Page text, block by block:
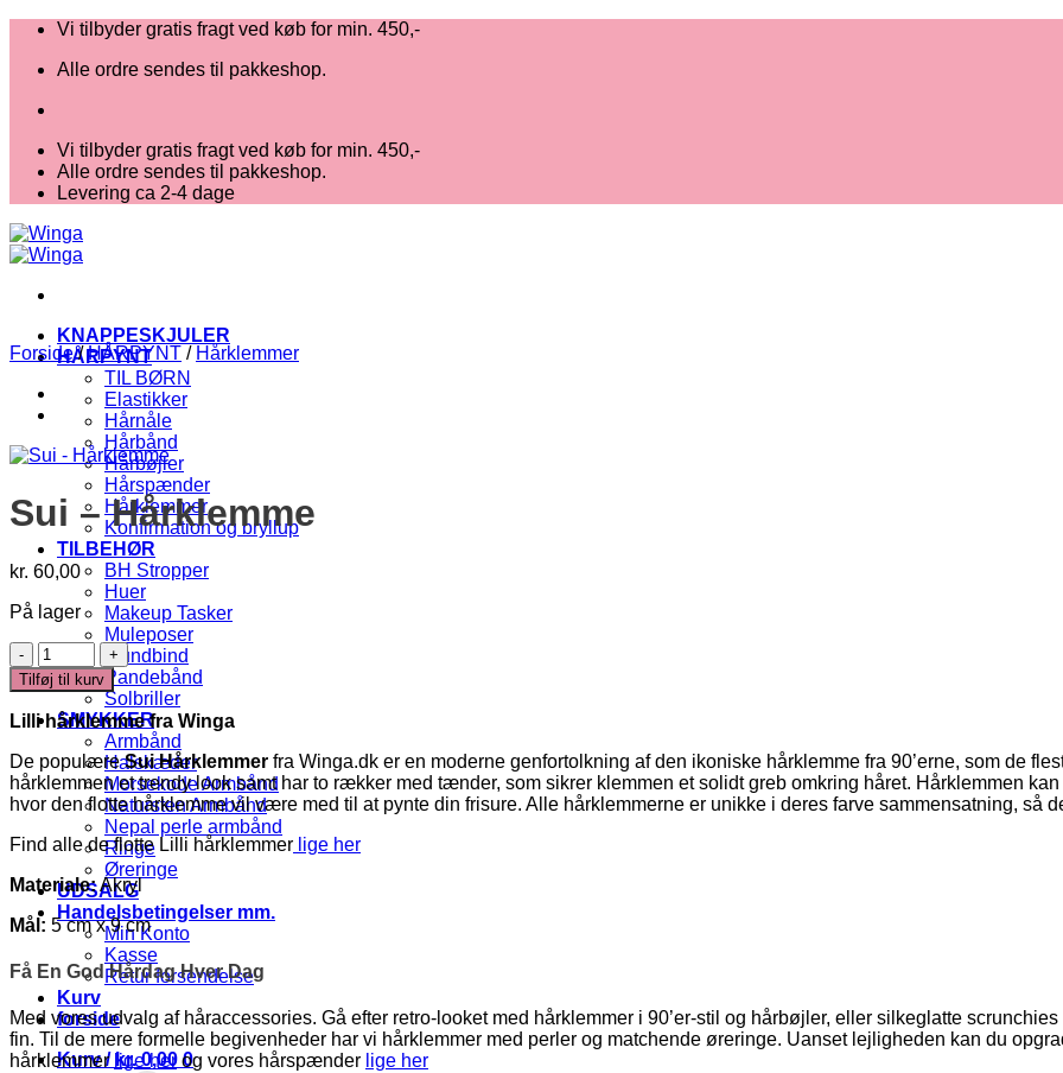
Fortsæt
indhold
Vi tilbyder gratis fragt ved køb for min. 450,-
Alle ordre sendes til pakkeshop.
Vi tilbyder gratis fragt ved køb for min. 450,-
Alle ordre sendes til pakkeshop.
Levering ca 2-4 dage
KNAPPESKJULER
HÅRPYNT
TIL BØRN
Elastikker
Hårnåle
Hårbånd
Hårbøjler
Hårspænder
Hårklemmer
Konfirmation og bryllup
TILBEHØR
BH Stropper
Huer
Makeup Tasker
Muleposer
Mundbind
Pandebånd
Solbriller
SMYKKER
Armbånd
Halskæder
Morsekode Armbånd
Natursten Armbånd
Nepal perle armbånd
Ringe
Øreringe
UDSALG
Handelsbetingelser mm.
Min Konto
Kasse
Retur forsendelse
Kurv
forside
Kurv /kr.0,00 0
Forside / HÅRPYNT / Hårklemmer
Sui – Hårklemme
kr. 60,00
På lager
Sui
-
Hårklemme
antal
Tilføj til kurv
Lilli hårklemme fra Winga
De populæreSui Hårklemmer fra Winga.dk er en moderne genfortolkning af den ikoniske hårklemme fra 90’erne, som de
hårklemmen et trendy look samt har to rækker med tænder, som sikrer klemmen et solidt greb omkring håret. Hårklemmen
hvor den flotte hårklemme vil være med til at pynte din frisure. Alle hårklemmerne er unikke i deres farve sammensatning, så
Find alle de flotte Lilli hårklemmer lige her
Materiale:Akryl
Mål: 5 cm x 9 cm
Få En God Hårdag Hver Dag
Med vores udvalg af håraccessories. Gå efter retro-looket med hårklemmer i 90’er-stil og hårbøjler, eller silkeglatte
fin. Til de mere formelle begivenheder har vi hårklemmer med perler og matchende øreringe. Uanset lejligheden kan du
hårklemmer lige herog vores hårspænder lige her